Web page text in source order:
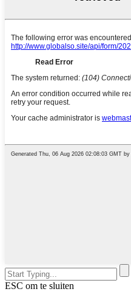
ESC om te sluiten